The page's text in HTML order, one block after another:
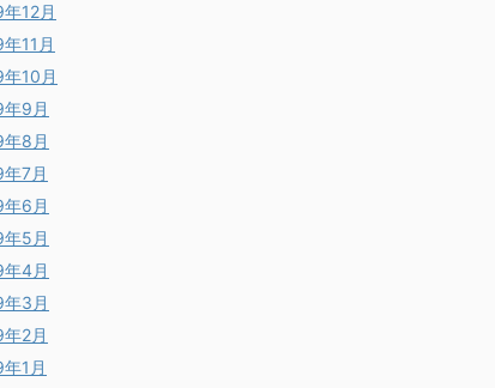
12月
11月
10月
9月
8月
7月
6月
5月
4月
3月
2月
1月